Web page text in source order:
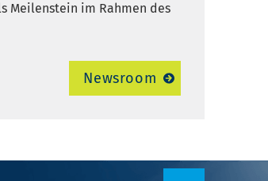
Meilenstein im Rahmen des
Newsroom